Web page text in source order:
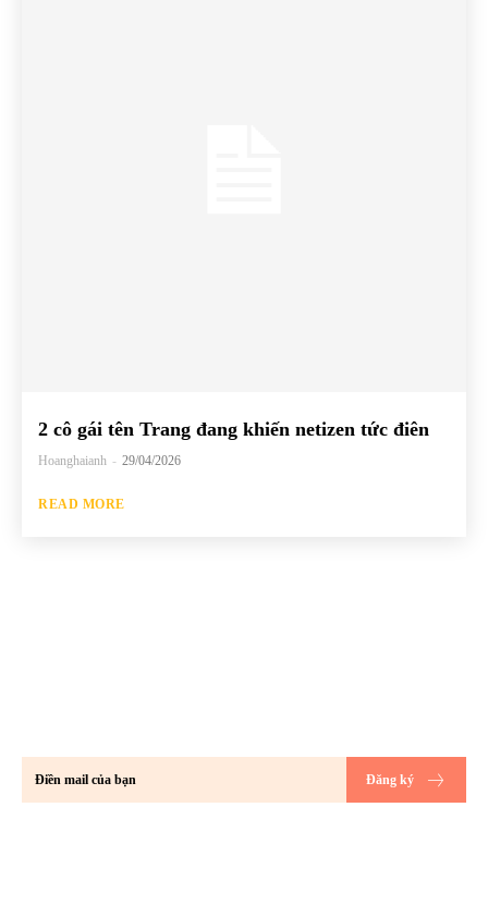
2 cô gái tên Trang đang khiến netizen tức điên
Hoanghaianh - 29/04/2026
READ MORE
Đăng ký